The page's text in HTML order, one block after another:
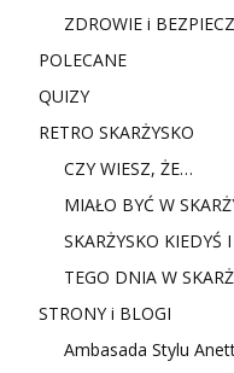
ZDROWIE i
POLECANE
QUIZY
RETRO SKARŻYSKO
CZY WIESZ, ŻE…
MIAŁO BYĆ W
SKARŻYSKO KIEDYŚ
TEGO DNIA W
STRONY i BLOGI
Ambasada Stylu